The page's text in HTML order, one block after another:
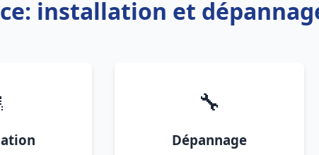
installation et
🔧
Dépannage